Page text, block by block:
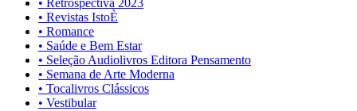
• Retrospectiva 2023
• Revistas IstoÈ
• Romance
• Saúde e Bem Estar
• Seleção Audiolivros Editora Pensamento
• Semana de Arte Moderna
• Tocalivros Clássicos
• Vestibular